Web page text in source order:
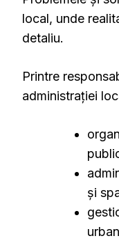
local, unde
detaliu.
Printre
administrației
și